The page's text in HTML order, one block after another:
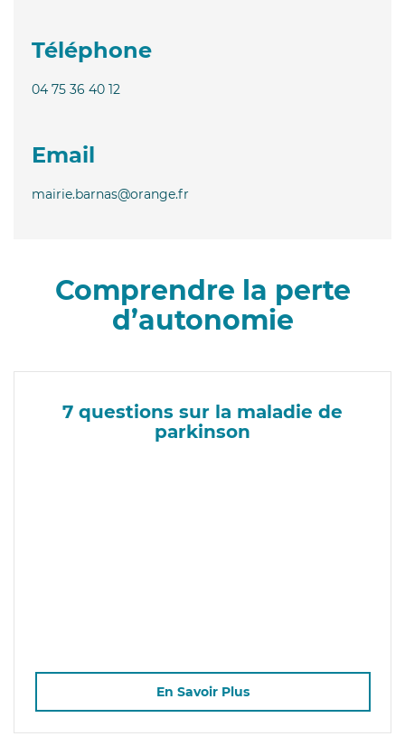
Téléphone
04 75 36 40 12
Email
mairie.barnas@orange.fr
Comprendre la perte
d’autonomie
7 questions sur la maladie de
parkinson
En Savoir Plus